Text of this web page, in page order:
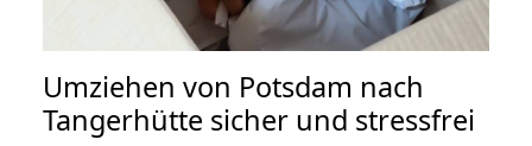
Umziehen von Potsdam nach
Tangerhütte sicher und stressfrei